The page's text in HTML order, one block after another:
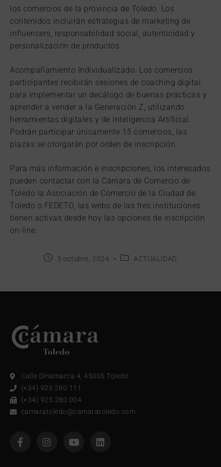
los comercios de la provincia de Toledo. Los
contenidos incluirán estrategias de marketing de
influencers, responsabilidad social, autenticidad y
personalización de productos.
Acompañamiento Individualizado. Los comercios
participantes recibirán sesiones de coaching digital
para implementar un decálogo de buenas prácticas y
aprender a vender a la Generación Z, utilizando
herramientas digitales y de Inteligencia Artificial.
Podrán participar únicamente 15 comercios, las
plazas se otorgarán por orden de inscripción.
Para más información e inscripciones, los interesados
pueden contactar con la Cámara de Comercio de
Toledo la Asociación de Comercio de la Ciudad de
Toledo o FEDETO, las webs de las tres instituciones
tienen activas desde hoy las opciones de inscripción
on-line.
3 octubre, 2024 ACTUALIDAD
Calle Dinamarca 4, 45005 Toledo
(+34) 925 280 111
(+34) 925 280 004
camaratoledo@camaratoledo.com